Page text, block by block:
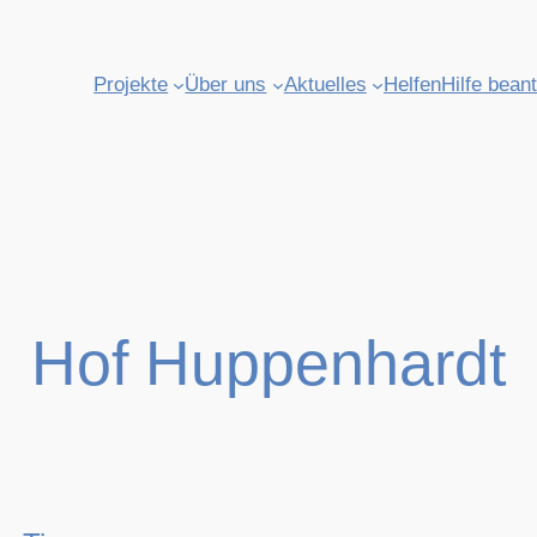
Projekte Über uns Aktuelles HelfenHilfe
Hof Huppenhardt